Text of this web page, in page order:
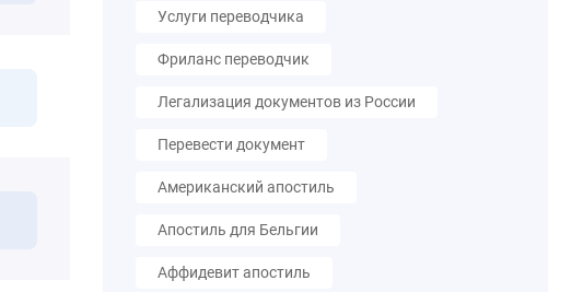
Услуги переводчика
Фриланс переводчик
Легализация документов из России
Перевести документ
Американский апостиль
Апостиль для Бельгии
Аффидевит апостиль